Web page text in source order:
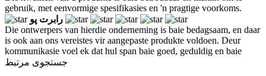
gebruik, met eenvormige spesifikasies en 'n pragtige voorkoms.
رابرت پو
Die ontwerpers van hierdie onderneming is baie bedagsaam, en daar
is ook aan ons vereistes vir aangepaste produkte voldoen. Deur
kommunikasie voel ek dat hul span baie goed, geduldig en baie
جستجوی مرتبط